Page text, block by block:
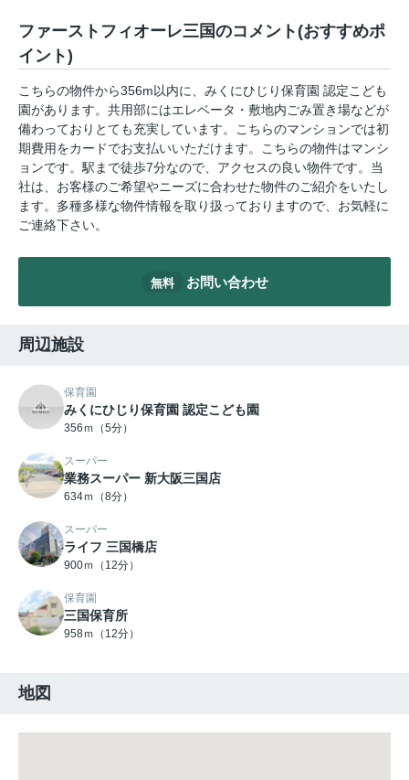
ファーストフィオーレ三国のコメント(おすすめポ
イント)
こちらの物件から356m以内に、みくにひじり保育園 認定こども
園があります。共用部にはエレベータ・敷地内ごみ置き場などが
備わっておりとても充実しています。こちらのマンションでは初
期費用をカードでお支払いいただけます。こちらの物件はマンシ
ョンです。駅まで徒歩7分なので、アクセスの良い物件です。当
社は、お客様のご希望やニーズに合わせた物件のご紹介をいたし
ます。多種多様な物件情報を取り扱っておりますので、お気軽に
ご連絡下さい。
無料 お問い合わせ
周辺施設
保育園
みくにひじり保育園 認定こども園
356ｍ（5分）
スーパー
業務スーパー 新大阪三国店
634ｍ（8分）
スーパー
ライフ 三国橋店
900ｍ（12分）
保育園
三国保育所
958ｍ（12分）
地図